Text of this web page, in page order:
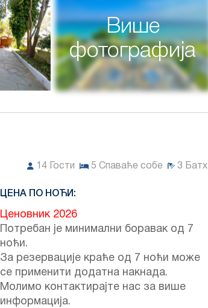
Више
фотографија
14 Гости 5 Спаваће собе 3 Батх
ЦЕНА ПО НОЋИ:
Ценовник 2026
Потребан је минимални боравак од 7
ноћи.
За резервације краће од 7 ноћи може
се применити додатна накнада.
Молимо контактирајте нас за више
информација.